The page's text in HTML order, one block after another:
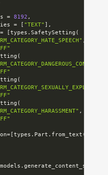
= 8192 ,
= [ "TEXT" ] ,
= [types .SafetySetting (
,
(
(
(
,
= [types . Part . from_text (
models .generate_content_stream